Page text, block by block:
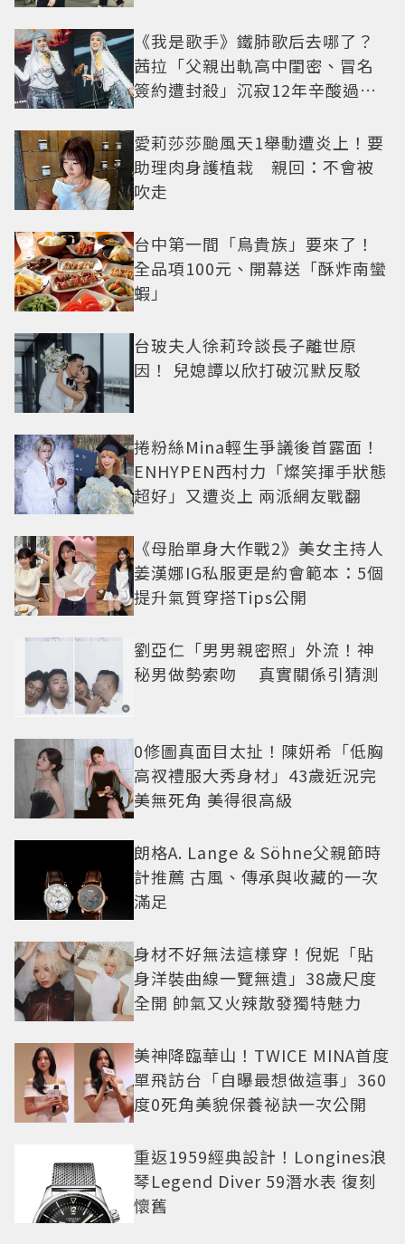
《我是歌手》鐵肺歌后去哪了？
茜拉「父親出軌高中閨密、冒名
簽約遭封殺」沉寂12年辛酸過往
愛莉莎莎颱風天1舉動遭炎上！要
助理肉身護植栽 親回：不會被
吹走
台中第一間「鳥貴族」要來了！
全品項100元、開幕送「酥炸南蠻
蝦」
台玻夫人徐莉玲談長子離世原
因！ 兒媳譚以欣打破沉默反駁
捲粉絲Mina輕生爭議後首露面！
ENHYPEN西村力「燦笑揮手狀態
超好」又遭炎上 兩派網友戰翻
《母胎單身大作戰2》美女主持人
姜漢娜IG私服更是約會範本：5個
提升氣質穿搭Tips公開
劉亞仁「男男親密照」外流！神
秘男做勢索吻 真實關係引猜測
0修圖真面目太扯！陳妍希「低胸
高衩禮服大秀身材」43歲近況完
美無死角 美得很高級
朗格A. Lange & Söhne父親節時
計推薦 古風、傳承與收藏的一次
滿足
身材不好無法這樣穿！倪妮「貼
身洋裝曲線一覽無遺」38歲尺度
全開 帥氣又火辣散發獨特魅力
美神降臨華山！TWICE MINA首度
單飛訪台「自曝最想做這事」360
度0死角美貌保養祕訣一次公開
重返1959經典設計！Longines浪
琴Legend Diver 59潛水表 復刻
懷舊